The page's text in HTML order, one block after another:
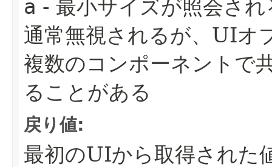
a - 最小サイズが照会さ
通常無視されるが、UIオ
複数のコンポーネントで
ることがある
戻り値:
最初のUIから取得された